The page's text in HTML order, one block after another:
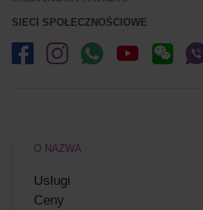
SIECI SPOŁECZNOŚCIOWE
O NAZWA
Usługi
Ceny